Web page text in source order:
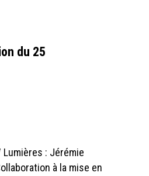
du 25
Lumières : Jérémie
à la mise en